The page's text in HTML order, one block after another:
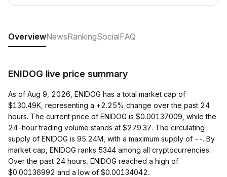
OverviewNewsRankingSocialFAQ
ENIDOG live price summary
As of Aug 9, 2026, ENIDOG has a total market cap of
$130.49K, representing a +2.25% change over the past 24
hours. The current price of ENIDOG is $0.00137009, while the
24-hour trading volume stands at $279.37. The circulating
supply of ENIDOG is 95.24M, with a maximum supply of --. By
market cap, ENIDOG ranks 5344 among all cryptocurrencies.
Over the past 24 hours, ENIDOG reached a high of
$0.00136992 and a low of $0.00134042.